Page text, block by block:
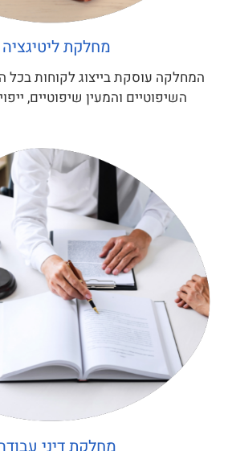
מחלקת ליטיגציה
המחלקה עוסקת בייצוג לקוחות בכל
השיפוטיים והמעין שיפוטיים,